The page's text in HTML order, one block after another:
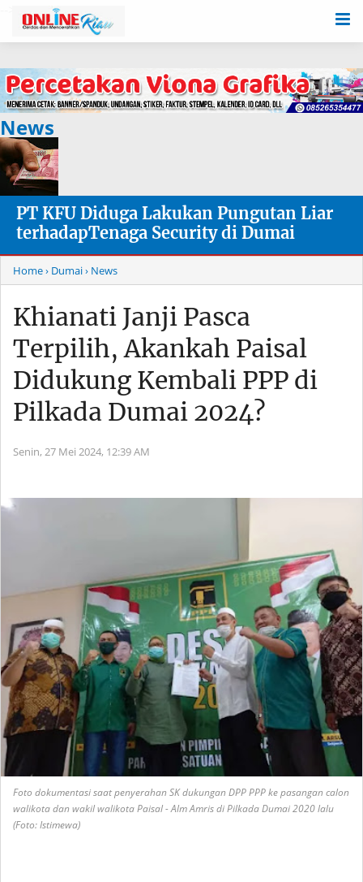
News
PT KFU Diduga Lakukan Pungutan Liar
terhadapTenaga Security di Dumai
Home› Dumai› News
Khianati Janji Pasca
Terpilih, Akankah Paisal
Didukung Kembali PPP di
Pilkada Dumai 2024?
Senin, 27 Mei 2024, 12:39 AM
Foto dokumentasi saat penyerahan SK dukungan DPP PPP ke pasangan calon
walikota dan wakil walikota Paisal - Alm Amris di Pilkada Dumai 2020 lalu
(Foto: Istimewa)